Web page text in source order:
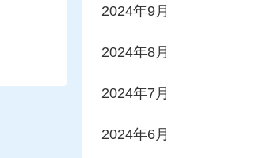
2024年9月
2024年8月
2024年7月
2024年6月